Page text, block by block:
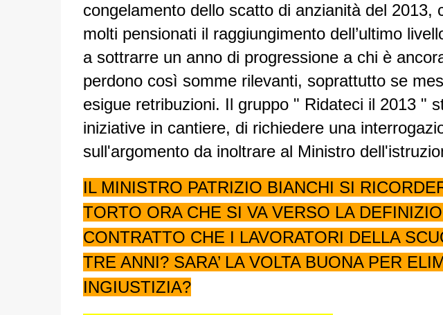
congelamento dello scatto di anzianità del 2013,
molti pensionati il raggiungimento dell’ultimo
a sottrarre un anno di progressione a chi è
perdono così somme rilevanti, soprattutto se
esigue retribuzioni. Il gruppo " Ridateci il 2013 "
iniziative in cantiere, di richiedere una
sull'argomento da inoltrare al Ministro
IL MINISTRO PATRIZIO BIANCHI SI
TORTO ORA CHE SI VA VERSO LA
CONTRATTO CHE I LAVORATORI DELLA
TRE ANNI? SARA’ LA VOLTA BUONA PER
INGIUSTIZIA?